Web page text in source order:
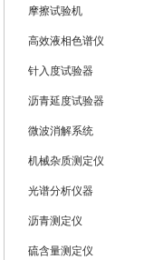
摩擦试验机
高效液相色谱仪
针入度试验器
沥青延度试验器
微波消解系统
机械杂质测定仪
光谱分析仪器
沥青测定仪
硫含量测定仪